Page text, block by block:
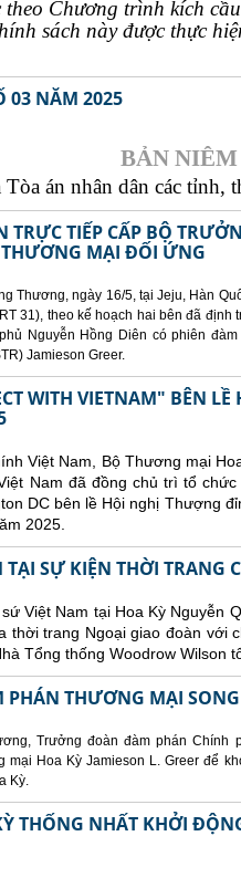
theo Chương trình kích
sách này được thực
03 NĂM 2025
BẢN
án nhân dân các tỉnh,
TRỰC TIẾP CẤP BỘ
MẠI ĐỐI ỨNG
Thương, ngày 16/5, tại Jeju, Hàn
31), theo kế hoạch hai bên đã
Nguyễn Hồng Diên có phiên
Jamieson Greer.
WITH VIETNAM" BÊN
Việt Nam, Bộ Thương mại
Nam đã đồng chủ trì tổ
DC bên lề Hội nghị Thượng
2025.
SỰ KIỆN THỜI TRANG
Việt Nam tại Hoa Kỳ Nguyễn
thời trang Ngoại giao đoàn với
Tổng thống Woodrow Wilson
THƯƠNG MẠI
Trưởng đoàn đàm phán Chính
mại Hoa Kỳ Jamieson L. Greer để
Kỳ.
THỐNG NHẤT KHỞI